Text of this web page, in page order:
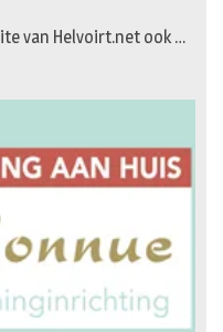
van Helvoirt.net ook …